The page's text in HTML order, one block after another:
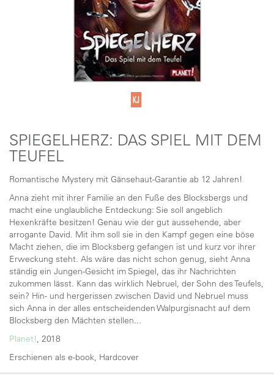
SPIEGELHERZ: DAS SPIEL MIT DEM
TEUFEL
Romantische Mystery mit Gänsehaut-Garantie ab 12 Jahren!
Anna zieht mit ihrer Familie an den Fuße des Blocksbergs und
macht eine unglaubliche Entdeckung: Sie soll angeblich
Hexenkräfte besitzen! Genau wie der gut aussehende, aber
arrogante David. Mit ihm soll sie in den Kampf gegen eine böse
Macht ziehen, die im Blocksberg gefangen ist und kurz vor ihrer
Erweckung steht. Als wäre das nicht schon genug, sieht Anna
ständig ein Jungen-Gesicht im Spiegel, das ihr Nachrichten
zukommen lässt. Kann das wirklich Nebruel, der Sohn des Teufels,
sein? Hin- und hergerissen zwischen David und Nebruel muss
sich Anna in der alles entscheidenden Walpurgisnacht auf dem
Blocksberg den Mächten stellen...
Planet!, 2018
Erschienen als e-book, Hardcover